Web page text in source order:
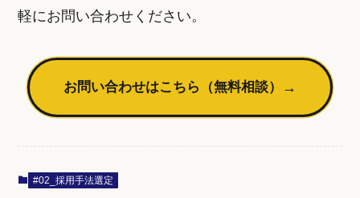
軽にお問い合わせください。
お問い合わせはこちら（無料相談） →
#02_採用手法選定